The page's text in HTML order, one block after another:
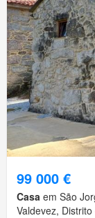
99 000 €
Casa em São
Valdevez,